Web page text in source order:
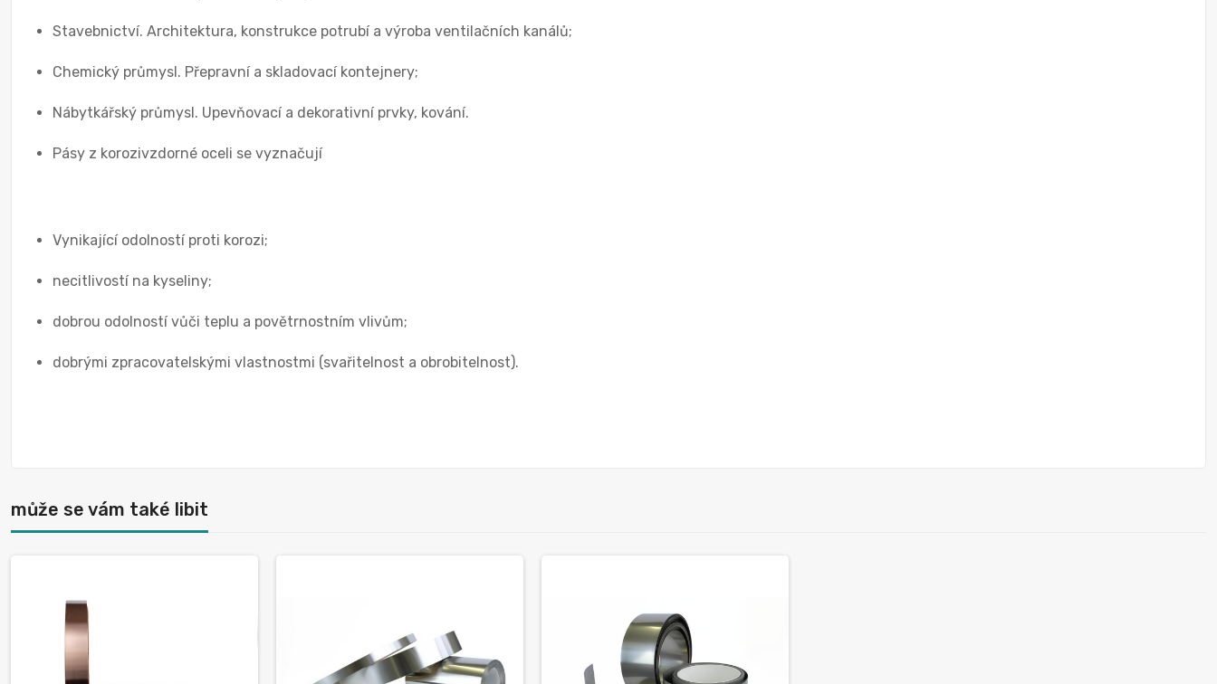
Stavebnictví. Architektura, konstrukce potrubí a výroba ventilačních kanálů;
Chemický průmysl. Přepravní a skladovací kontejnery;
Nábytkářský průmysl. Upevňovací a dekorativní prvky, kování.
Pásy z korozivzdorné oceli se vyznačují
Vynikající odolností proti korozi;
necitlivostí na kyseliny;
dobrou odolností vůči teplu a povětrnostním vlivům;
dobrými zpracovatelskými vlastnostmi (svařitelnost a obrobitelnost).
může se vám také libit